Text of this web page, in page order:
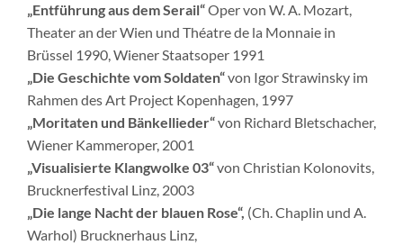
„Entführung aus dem Serail“Oper von W. A. Mozart,
Theater an der Wien und Théatre de la Monnaie in
Brüssel 1990, Wiener Staatsoper 1991
„Die Geschichte vom Soldaten“von Igor Strawinsky im
Rahmen des Art Project Kopenhagen, 1997
„Moritaten und Bänkellieder“von Richard Bletschacher,
Wiener Kammeroper, 2001
„Visualisierte Klangwolke 03“von Christian Kolonovits,
Brucknerfestival Linz, 2003
„Die lange Nacht der blauen Rose“, (Ch. Chaplin und A.
Warhol) Brucknerhaus Linz,